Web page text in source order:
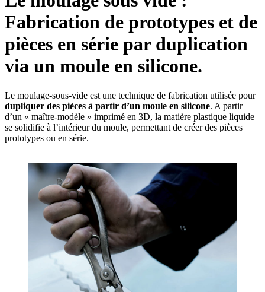
Fabrication de prototypes et de
pièces en série par duplication
via un moule en silicone.
Le moulage-sous-vide est une technique de fabrication utilisée pour
dupliquer des pièces à partir d’un moule en silicone. A partir
d’un « maître-modèle » imprimé en 3D, la matière plastique liquide
se solidifie à l’intérieur du moule, permettant de créer des pièces
prototypes ou en série.